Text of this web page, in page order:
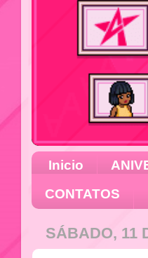
Inicio
CONTATOS
SÁBADO, 11